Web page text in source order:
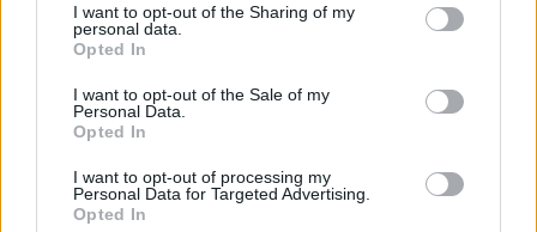
I want to opt-out of the Sharing of my
personal data.
Opted In
I want to opt-out of the Sale of my
Personal Data.
Opted In
I want to opt-out of processing my
Personal Data for Targeted Advertising.
Opted In